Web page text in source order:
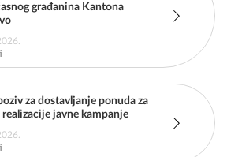
građanina Kantona
za dostavljanje ponuda za
realizacije javne kampanje